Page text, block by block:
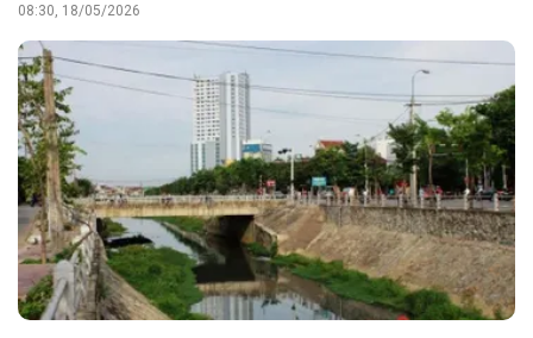
08:30, 18/05/2026